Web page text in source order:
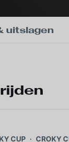
uitslagen
CUP · CROKY